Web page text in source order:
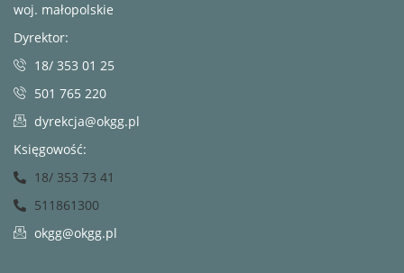
woj. małopolskie
Dyrektor:
18/ 353 01 25
501 765 220
dyrekcja@okgg.pl
Księgowość:
18/ 353 73 41
511861300
okgg@okgg.pl